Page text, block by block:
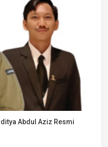
Abdul Aziz Resmi